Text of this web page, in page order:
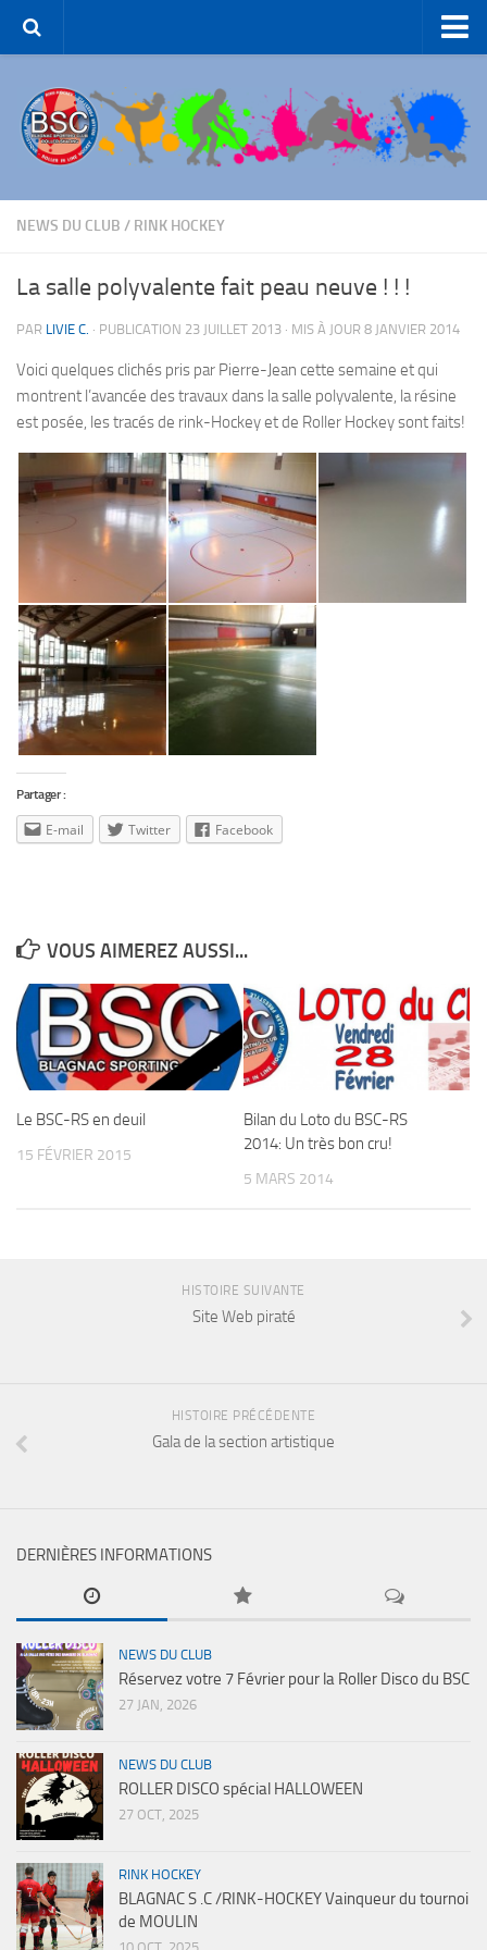
Le Club
Patinage Artistique
Roller-Hockey
Patinage de Loisirs
ROLLER-DANCE
Nous Contacter
Liens et partenaires
NEWS DU CLUB / RINK HOCKEY
La salle polyvalente fait peau neuve ! ! !
PAR LIVIE C. · PUBLICATION 23 JUILLET 2013 · MIS À JOUR 8 JANVIER 2014
Voici quelques clichés pris par Pierre-Jean cette semaine et qui
montrent l’avancée des travaux dans la salle polyvalente, la résine
est posée, les tracés de rink-Hockey et de Roller Hockey sont faits!
Partager :
E-mail Twitter Facebook
VOUS AIMEREZ AUSSI...
Le BSC-RS en deuil
15 FÉVRIER 2015
Bilan du Loto du BSC-RS
2014: Un très bon cru!
5 MARS 2014
HISTOIRE SUIVANTE
Site Web piraté
HISTOIRE PRÉCÉDENTE
Gala de la section artistique
DERNIÈRES INFORMATIONS
NEWS DU CLUB
Réservez votre 7 Février pour la Roller Disco du BSC
27 JAN, 2026
NEWS DU CLUB
ROLLER DISCO spécial HALLOWEEN
27 OCT, 2025
RINK HOCKEY
BLAGNAC S .C /RINK-HOCKEY Vainqueur du tournoi
de MOULIN